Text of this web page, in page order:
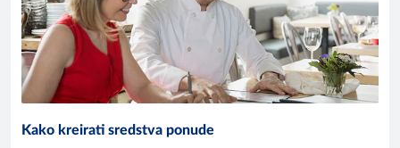
Kako kreirati sredstva ponude